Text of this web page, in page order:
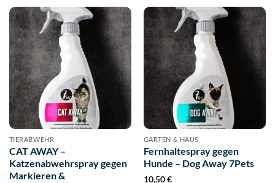
TIERABWEHR
CAT AWAY –
Katzenabwehrspray gegen
Markieren &
GARTEN & HAUS
Fernhaltespray gegen
Hunde – Dog Away 7Pets
10,50€